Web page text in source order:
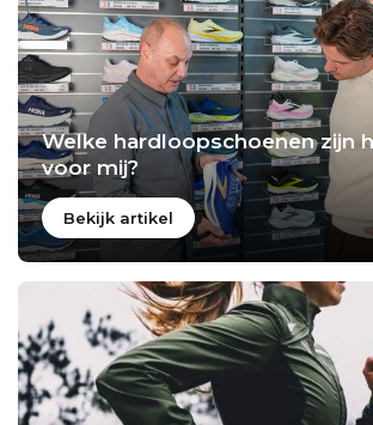
Welke hardloopschoenen zijn
voor mij?
Bekijk artikel